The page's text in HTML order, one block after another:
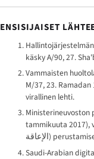
ENSISIJAISET
käsky A/90, 27.
Vammaisten
M/37, 23.
virallinen lehti.
Ministerineuvoston
tammikuuta 2017),
الإعاقة)
Saudi-Arabian